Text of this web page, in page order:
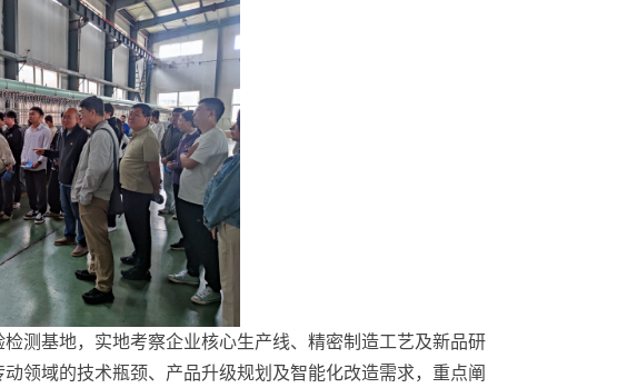
测基地，实地考察企业核心生产线、精密制造工艺及新品研
领域的技术瓶颈、产品升级规划及智能化改造需求，重点阐